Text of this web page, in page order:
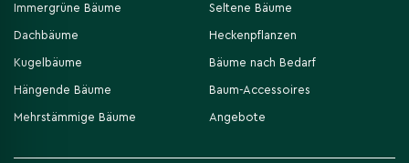
Immergrüne Bäume
Dachbäume
Kugelbäume
Hängende Bäume
Mehrstämmige Bäume
Seltene Bäume
Heckenpflanzen
Bäume nach Bedarf
Baum-Accessoires
Angebote